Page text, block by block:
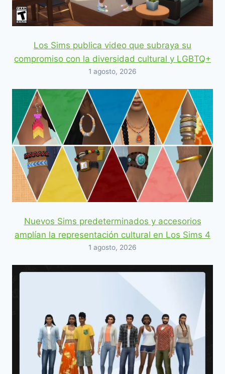
Los Sims publica video que subraya su
compromiso con la diversidad cultural y LGBTQ+
1 agosto, 2026
Nuevos Sims predeterminados y accesorios
amplían la representación cultural en Los Sims 4
1 agosto, 2026